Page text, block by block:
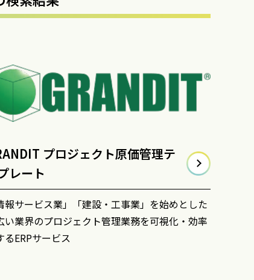
プロジェクト原価管理テ
レート
報サービス業」「建設・工事業」を始めとした
い業界のプロジェクト管理業務を可視化・効率
るERPサービス